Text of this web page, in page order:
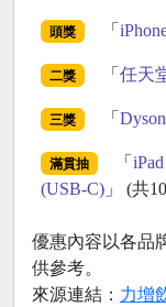
頭獎 「
二獎 「 任天
三獎 「
滿貫抽 「
(USB-C) 」 (共
優惠內容以各品
供參考。
來源連結： 力增